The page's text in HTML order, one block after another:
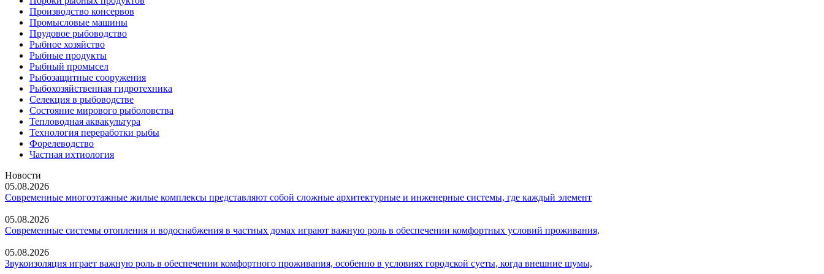
Производство консервов
Промысловые машины
Прудовое рыбоводство
Рыбное хозяйство
Рыбные продукты
Рыбный промысел
Рыбозащитные сооружения
Рыбохозяйственная гидротехника
Селекция в рыбоводстве
Состояние мирового рыболовства
Тепловодная аквакультура
Технология переработки рыбы
Форелеводство
Частная ихтиология
Новости
05.08.2026
Современные многоэтажные жилые комплексы представляют собой сложные архитектурные и инженерные системы, где каждый элемент
05.08.2026
Современные системы отопления и водоснабжения в частных домах играют важную роль в обеспечении комфортных условий проживания,
05.08.2026
Звукоизоляция играет важную роль в обеспечении комфортного проживания, особенно в условиях городской суеты, когда внешние шумы,